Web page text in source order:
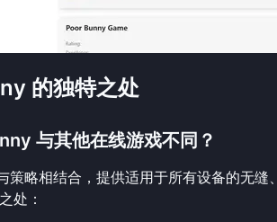
的独特之处
与其他在线游戏不同？
策略相结合，提供适用于所有设备的无
处：